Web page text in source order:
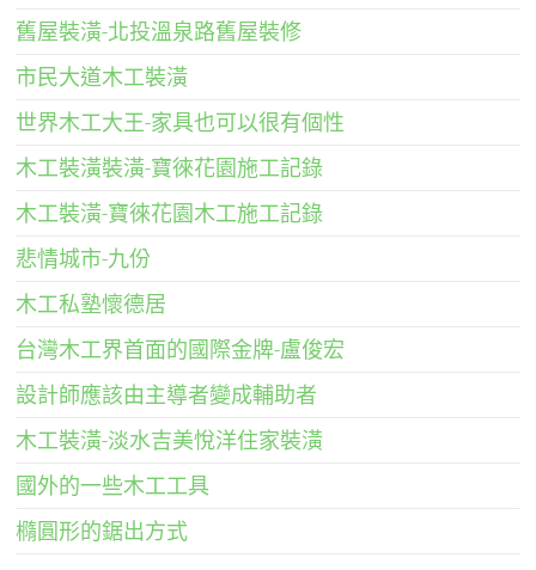
舊屋裝潢-北投溫泉路舊屋裝修
市民大道木工裝潢
世界木工大王-家具也可以很有個性
木工裝潢裝潢-寶徠花園施工記錄
木工裝潢-寶徠花園木工施工記錄
悲情城市-九份
木工私塾懷德居
台灣木工界首面的國際金牌-盧俊宏
設計師應該由主導者變成輔助者
木工裝潢-淡水吉美悅洋住家裝潢
國外的一些木工工具
橢圓形的鋸出方式